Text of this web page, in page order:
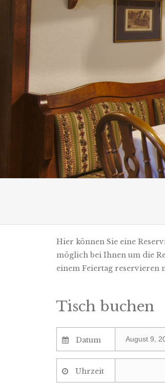
Hier können Sie eine
möglich bei Ihnen um die
einem Feiertag reservieren
Tisch buchen
Datum
Uhrzeit